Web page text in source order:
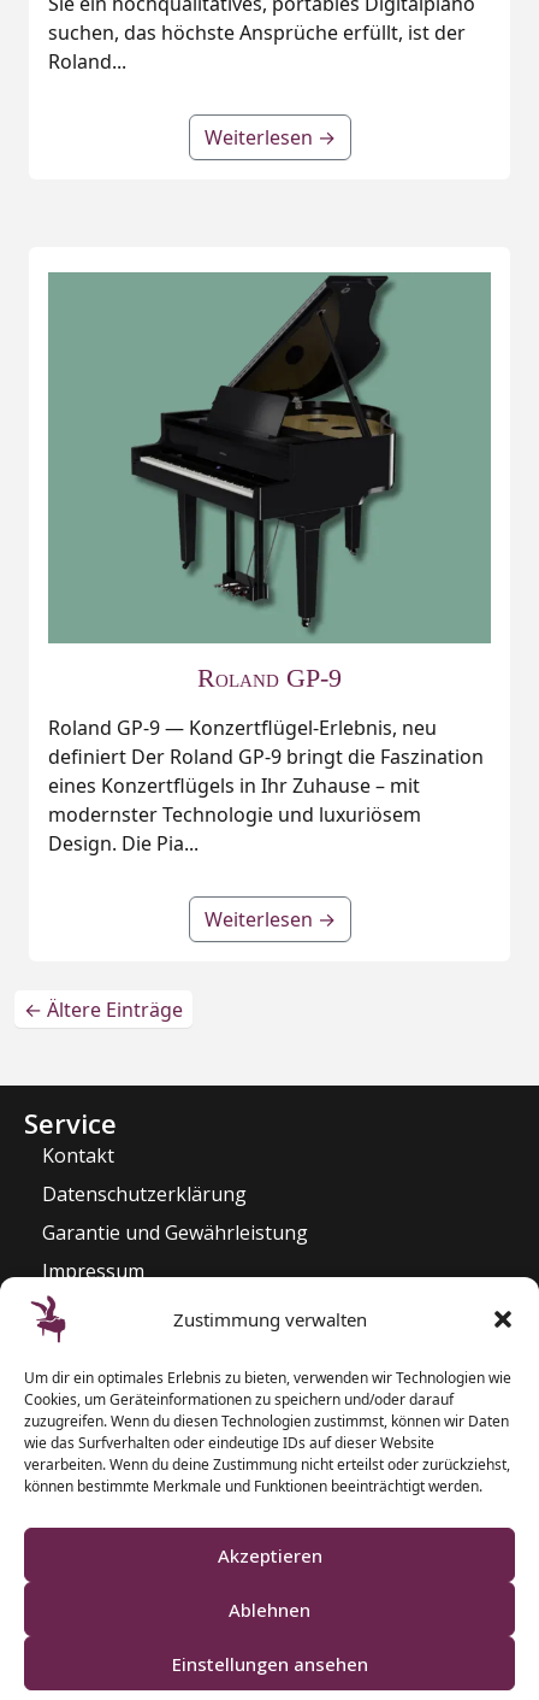
Zustimmung verwalten
Um dir ein optimales Erlebnis zu bieten, verwenden wir Technologien wie
Cookies, um Geräteinformationen zu speichern und/oder darauf
zuzugreifen. Wenn du diesen Technologien zustimmst, können wir Daten
wie das Surfverhalten oder eindeutige IDs auf dieser Website
verarbeiten. Wenn du deine Zustimmung nicht erteilst oder zurückziehst,
können bestimmte Merkmale und Funktionen beeinträchtigt werden.
Akzeptieren
Ablehnen
Einstellungen ansehen
suchen, das höchste Ansprüche erfüllt, ist der
Roland...
Weiterlesen →
Roland GP-9
Roland GP-9 — Konzertflügel‑Erlebnis, neu
definiert Der Roland GP‑9 bringt die Faszination
eines Konzertflügels in Ihr Zuhause – mit
modernster Technologie und luxuriösem
Design. Die Pia...
Weiterlesen →
← Ältere Einträge
Service
Kontakt
Datenschutzerklärung
Garantie und Gewährleistung
Impressum
Widerrufsrecht
Kontakt
Pianozentrum Hoppe
Sophienblatt 82 – 86
24114 Kiel
T: 0431 – 5 50 87 77
F: 0431 – 2 00 40 09
Klaviere und Pianos aus Schleswig-Holstein